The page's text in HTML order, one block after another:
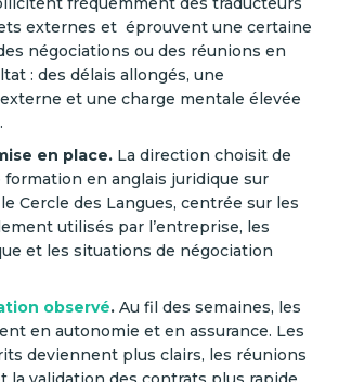
externes et éprouvent une certaine
négociations ou des réunions en
: des délais allongés, une
et une charge mentale élevée
en place. La direction choisit de
en anglais juridique sur
Cercle des Langues, centrée sur les
utilisés par l’entreprise, les
et les situations de négociation
observé. Au fil des semaines, les
en autonomie et en assurance. Les
deviennent plus clairs, les réunions